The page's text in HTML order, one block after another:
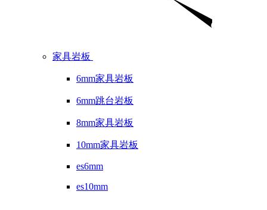
家具岩板
6mm家具岩板
6mm跳台岩板
8mm家具岩板
10mm家具岩板
es6mm
es10mm